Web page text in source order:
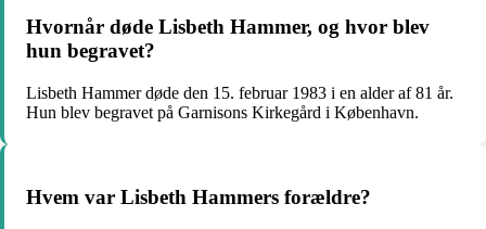
Hvornår døde Lisbeth Hammer, og hvor blev
hun begravet?
Lisbeth Hammer døde den 15. februar 1983 i en alder af 81 år.
Hun blev begravet på Garnisons Kirkegård i København.
Hvem var Lisbeth Hammers forældre?